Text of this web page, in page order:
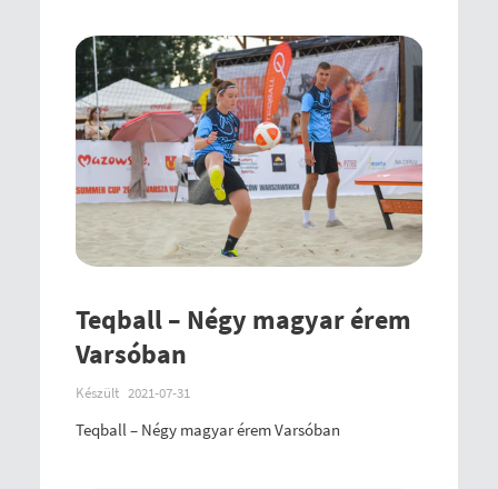
Teqball – Négy magyar érem
Varsóban
Készült 2021-07-31
Teqball – Négy magyar érem Varsóban